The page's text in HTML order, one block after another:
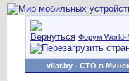
Форум World-
vilar.by - СТО в